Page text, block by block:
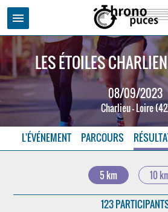
menu
LES ÉTOILES
08/09/2023
Charlieu - Loire
L'ÉVÉNEMENT PARCOURS
5 km 10
123